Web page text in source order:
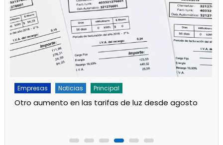
Empresas Noticias Principal
Nueva reunión de Directorio en el Puerto